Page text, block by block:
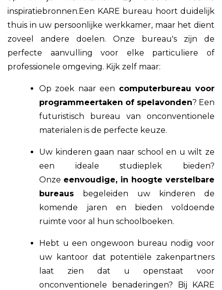
inspiratiebronnen.Een KARE bureau hoort duidelijk
thuis in uw persoonlijke werkkamer, maar het dient
zoveel andere doelen. Onze bureau's zijn de
perfecte aanvulling voor elke particuliere of
professionele omgeving. Kijk zelf maar:
Op zoek naar een computerbureau voor
programmeertaken of spelavonden? Een
futuristisch bureau van onconventionele
materialen is de perfecte keuze.
Uw kinderen gaan naar school en u wilt ze
een ideale studieplek bieden?
Onze eenvoudige, in hoogte verstelbare
bureaus begeleiden uw kinderen de
komende jaren en bieden voldoende
ruimte voor al hun schoolboeken.
Hebt u een ongewoon bureau nodig voor
uw kantoor dat potentiële zakenpartners
laat zien dat u openstaat voor
onconventionele benaderingen? Bij KARE